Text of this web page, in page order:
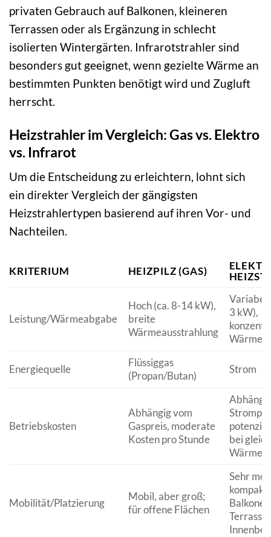
privaten Gebrauch auf Balkonen, kleineren
Terrassen oder als Ergänzung in schlecht
isolierten Wintergärten. Infrarotstrahler sind
besonders gut geeignet, wenn gezielte Wärme an
bestimmten Punkten benötigt wird und Zugluft
herrscht.
Heizstrahler im Vergleich: Gas vs. Elektro
vs. Infrarot
Um die Entscheidung zu erleichtern, lohnt sich
ein direkter Vergleich der gängigsten
Heizstrahlertypen basierend auf ihren Vor- und
Nachteilen.
KRITERIUM HEIZPILZ (GAS)
Leistung/Wärmeabgabe
Hoch (ca. 8-14 kW),
breite
Wärmeausstrahlung
Variabel
3 kW),
Wärme
Energiequelle
Flüssiggas
(Propan/Butan)
Strom
Betriebskosten
Abhängig vom
Gaspreis, moderate
Kosten pro Stunde
bei
Mobilität/Platzierung
Mobil, aber groß;
für offene Flächen
Sehr
Balkone,